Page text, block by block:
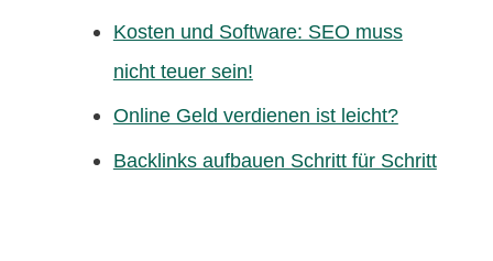
Kosten und Software: SEO muss
nicht teuer sein!
Online Geld verdienen ist leicht?
Backlinks aufbauen Schritt für Schritt